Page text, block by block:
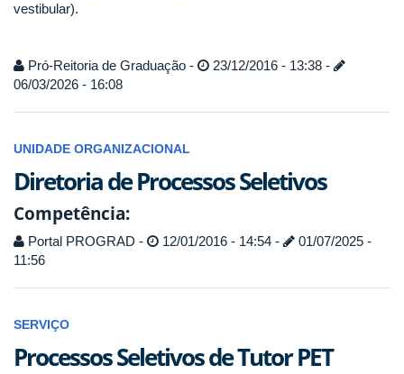
vestibular).
Pró-Reitoria de Graduação -
23/12/2016 - 13:38 -
06/03/2026 - 16:08
UNIDADE ORGANIZACIONAL
Diretoria de Processos Seletivos
Competência:
Portal PROGRAD - 12/01/2016 - 14:54 -
01/07/2025 -
11:56
SERVIÇO
Processos Seletivos de Tutor PET